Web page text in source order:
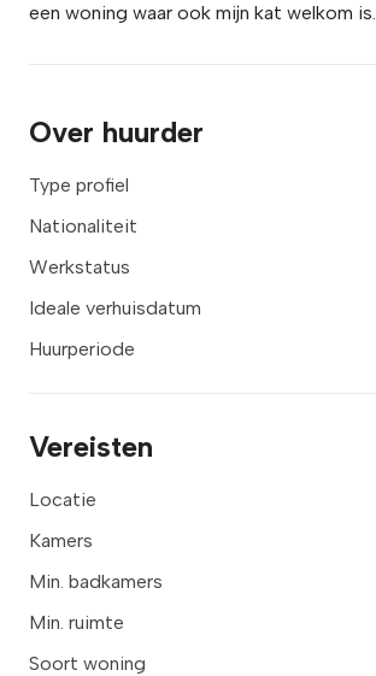
een woning waar ook mijn kat welkom is.
Over huurder
Type profiel
Nationaliteit
Werkstatus
Ideale verhuisdatum
Huurperiode
Vereisten
Locatie
Kamers
Min. badkamers
Min. ruimte
Soort woning